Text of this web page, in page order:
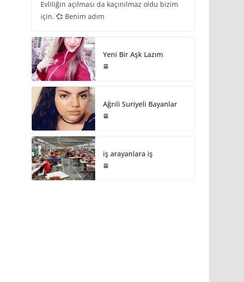
Evliliğin açılması da kaçınılmaz oldu bizim
için. 💞 Benim adım
Yeni Bir Aşk Lazım
Ağrıli Suriyeli Bayanlar
iş arayanlara iş